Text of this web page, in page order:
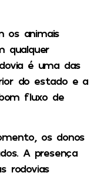
os animais
qualquer
é uma das
do estado e a
fluxo de
os donos
A presença
rodovias